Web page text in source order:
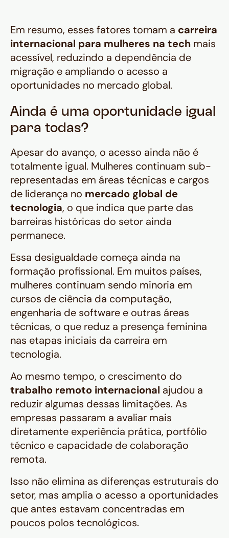
Em resumo, esses fatores tornam a carreira
internacional para mulheres na tech mais
acessível, reduzindo a dependência de
migração e ampliando o acesso a
oportunidades no mercado global.
Ainda é uma oportunidade igual
para todas?
Apesar do avanço, o acesso ainda não é
totalmente igual. Mulheres continuam sub-
representadas em áreas técnicas e cargos
de liderança no mercado global de
tecnologia, o que indica que parte das
barreiras históricas do setor ainda
permanece.
Essa desigualdade começa ainda na
formação profissional. Em muitos países,
mulheres continuam sendo minoria em
cursos de ciência da computação,
engenharia de software e outras áreas
técnicas, o que reduz a presença feminina
nas etapas iniciais da carreira em
tecnologia.
Ao mesmo tempo, o crescimento do
trabalho remoto internacional ajudou a
reduzir algumas dessas limitações. As
empresas passaram a avaliar mais
diretamente experiência prática, portfólio
técnico e capacidade de colaboração
remota.
Isso não elimina as diferenças estruturais do
setor, mas amplia o acesso a oportunidades
que antes estavam concentradas em
poucos polos tecnológicos.